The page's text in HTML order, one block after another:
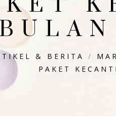
& BERITA /
PAKET